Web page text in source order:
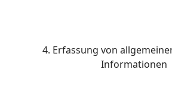
4. Erfassung von
Informationen